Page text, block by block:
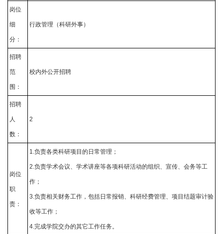
岗位
细
分：
行政管理（科研外事）
招聘
范
围：
校内外公开招聘
招聘
人
数：
2
岗位
职
责：
1.负责各类科研项目的日常管理；
2.负责学术会议、学术讲座等各项科研活动的组织、宣传、会务等工
作；
3.负责相关财务工作，包括日常报销、科研经费管理、项目结题审计验
收等工作；
4.完成学院交办的其它工作任务。